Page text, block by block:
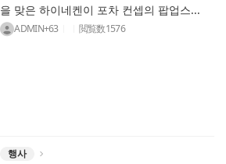
을 맞은 하이네켄이 포차 컨셉의 팝업스...
ADMIN+63 閲覧数1576
행사